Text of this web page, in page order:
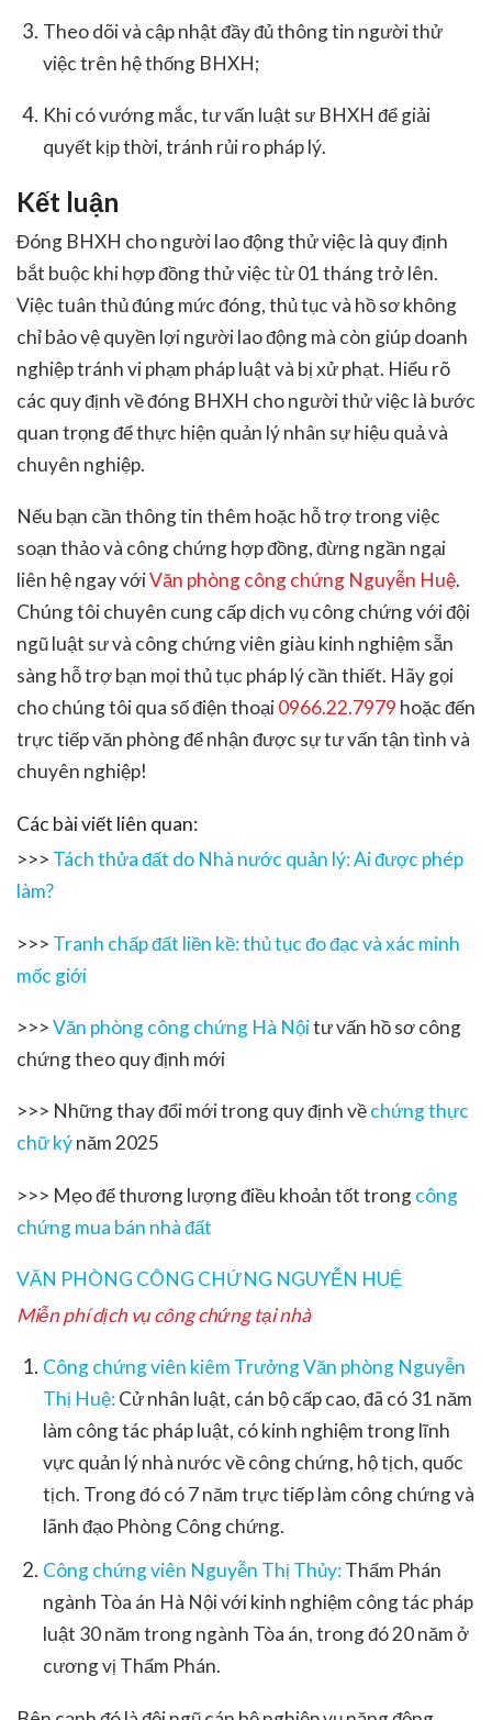
Theo dõi và cập nhật đầy đủ thông tin người thử
việc trên hệ thống BHXH;
Khi có vướng mắc, tư vấn luật sư BHXH để giải
quyết kịp thời, tránh rủi ro pháp lý.
Kết luận
Đóng BHXH cho người lao động thử việc là quy định
bắt buộc khi hợp đồng thử việc từ 01 tháng trở lên.
Việc tuân thủ đúng mức đóng, thủ tục và hồ sơ không
chỉ bảo vệ quyền lợi người lao động mà còn giúp doanh
nghiệp tránh vi phạm pháp luật và bị xử phạt. Hiểu rõ
các quy định về đóng BHXH cho người thử việc là bước
quan trọng để thực hiện quản lý nhân sự hiệu quả và
chuyên nghiệp.
Nếu bạn cần thông tin thêm hoặc hỗ trợ trong việc
soạn thảo và công chứng hợp đồng, đừng ngần ngại
liên hệ ngay vớiVăn phòng công chứng Nguyễn Huệ.
Chúng tôi chuyên cung cấp dịch vụ công chứng với đội
ngũ luật sư và công chứng viên giàu kinh nghiệm sẵn
sàng hỗ trợ bạn mọi thủ tục pháp lý cần thiết. Hãy gọi
cho chúng tôi qua số điện thoại0966.22.7979 hoặc đến
trực tiếp văn phòng để nhận được sự tư vấn tận tình và
chuyên nghiệp!
Các bài viết liên quan:
>>> Tách thửa đất do Nhà nước quản lý: Ai được phép
làm?
>>> Tranh chấp đất liền kề: thủ tục đo đạc và xác minh
mốc giới
>>>Văn phòng công chứng Hà Nộitư vấn hồ sơ công
chứng theo quy định mới
>>> Những thay đổi mới trong quy định vềchứng thực
chữ kýnăm 2025
>>> Mẹo để thương lượng điều khoản tốt trongcông
chứng mua bán nhà đất
VĂN PHÒNG CÔNG CHỨNG NGUYỄN HUỆ
Miễn phí dịch vụ công chứng tại nhà
Công chứng viên kiêm Trưởng Văn phòng Nguyễn
Thị Huệ:Cử nhân luật, cán bộ cấp cao, đã có 31 năm
làm công tác pháp luật, có kinh nghiệm trong lĩnh
vực quản lý nhà nước về công chứng, hộ tịch, quốc
tịch. Trong đó có 7 năm trực tiếp làm công chứng và
lãnh đạo Phòng Công chứng.
Công chứng viên Nguyễn Thị Thủy:Thẩm Phán
ngành Tòa án Hà Nội với kinh nghiệm công tác pháp
luật 30 năm trong ngành Tòa án, trong đó 20 năm ở
cương vị Thẩm Phán.